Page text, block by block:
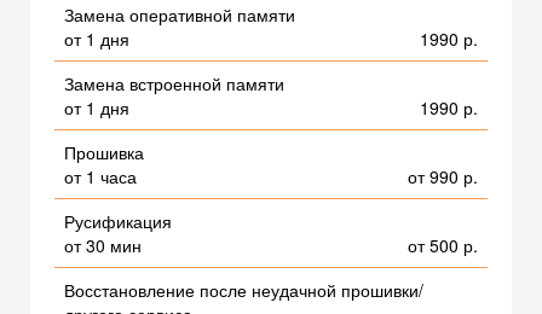
Замена оперативной памяти
от 1 дня
1990 р.
Замена встроенной памяти
от 1 дня
1990 р.
Прошивка
от 1 часа
от 990 р.
Русификация
от 30 мин
от 500 р.
Восстановление после неудачной прошивки/